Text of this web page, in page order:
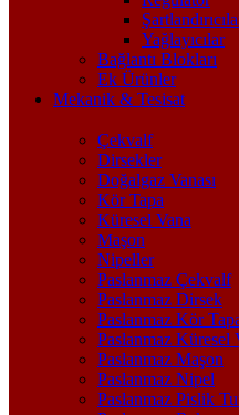
Yağlayıcılar
Bağlantı Blokları
Ek Ürünler
Mekanik & Tesisat
Çekvalf
Dirsekler
Doğalgaz Vanası
Kör Tapa
Küresel Vana
Maşon
Nipeller
Paslanmaz Çekvalf
Paslanmaz Dirsek
Paslanmaz Kör
Paslanmaz Küresel
Paslanmaz Maşon
Paslanmaz Nipel
Paslanmaz Pislik